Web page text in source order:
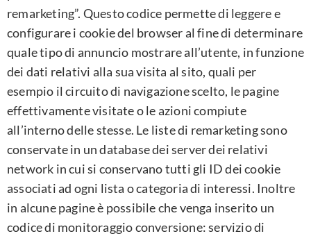
remarketing”. Questo codice permette di leggere e
configurare i cookie del browser al fine di determinare
quale tipo di annuncio mostrare all’utente, in funzione
dei dati relativi alla sua visita al sito, quali per
esempio il circuito di navigazione scelto, le pagine
effettivamente visitate o le azioni compiute
all’interno delle stesse. Le liste di remarketing sono
conservate in un database dei server dei relativi
network in cui si conservano tutti gli ID dei cookie
associati ad ogni lista o categoria di interessi. Inoltre
in alcune pagine è possibile che venga inserito un
codice di monitoraggio conversione: servizio di